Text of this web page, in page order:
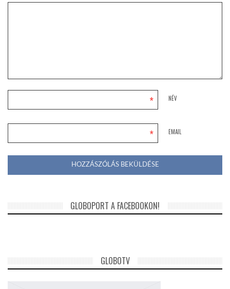
NÉV
*
EMAIL
*
GLOBOPORT A FACEBOOKON!
GLOBOTV